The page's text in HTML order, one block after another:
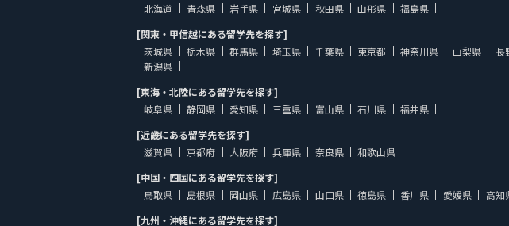
北海道
青森県 岩手県 宮城県 秋田県 山形県
福島県
[関東・甲信越にある留学先を探す]
茨城県
栃木県 群馬県 埼玉県 千葉県 東京都 神奈川県 山梨県
長
新潟県
[東海・北陸にある留学先を探す]
岐阜県
静岡県 愛知県 三重県 富山県 石川県
福井県
[近畿にある留学先を探す]
滋賀県
京都府 大阪府 兵庫県 奈良県
和歌山県
[中国・四国にある留学先を探す]
鳥取県
島根県 岡山県 広島県 山口県 徳島県 香川県 愛媛県
高知
[九州・沖縄にある留学先を探す]